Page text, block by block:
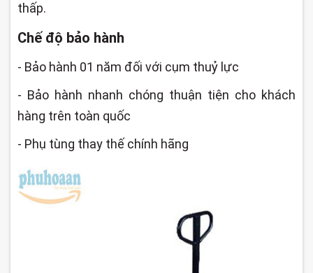
thấp.
Chế độ bảo hành
- Bảo hành 01 năm đối với cụm thuỷ lực
- Bảo hành nhanh chóng thuận tiện cho khách
hàng trên toàn quốc
- Phụ tùng thay thế chính hãng